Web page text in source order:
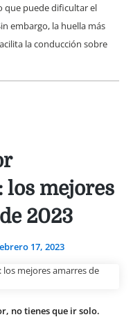
que puede dificultar el
embargo, la huella más
la conducción sobre
los mejores
2023
17, 2023
no tienes que ir solo.